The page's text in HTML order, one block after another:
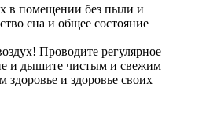
в помещении без пыли и
сна и общее состояние
Проводите регулярное
и дышите чистым и свежим
здоровье и здоровье своих